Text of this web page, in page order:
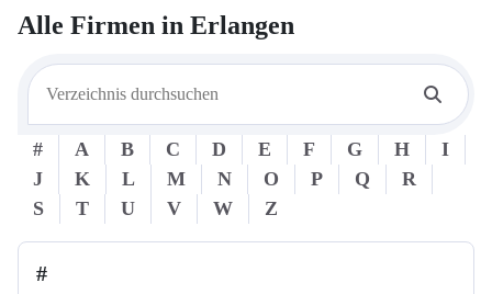
Alle Firmen in Erlangen
# A B C D E F G H
I
J
K L M N O P Q
R
S
T U V W Z
#